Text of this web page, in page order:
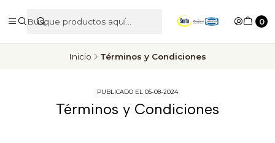
0
Inicio Términos y Condiciones
PUBLICADO EL 05-08-2024
Términos y Condiciones